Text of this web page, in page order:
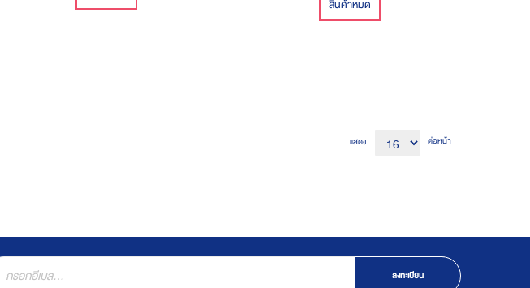
สินค้าหมด
แสดง ต่อหน้า
ลงทะเบียน